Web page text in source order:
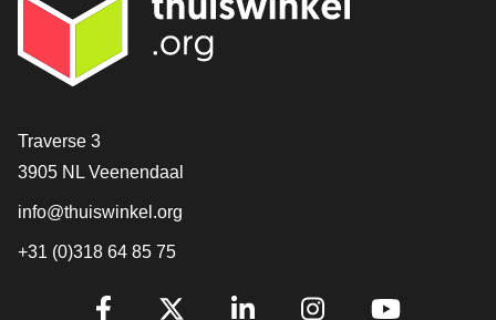
[_General:Contact]
Traverse 3
3905 NL Veenendaal
info@thuiswinkel.org
+31 (0)318 64 85 75
[_General:SocialMediaTitle]